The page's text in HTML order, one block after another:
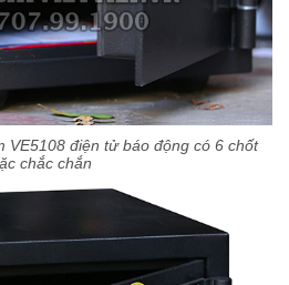
VE5108 điện tử báo động có 6 chốt
chắc chắn